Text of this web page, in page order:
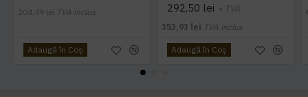
204,49 lei TVA inclus
Adaugă în Coş
292,50 lei + TVA
353,93 lei TVA inclus
Adaugă în Coş